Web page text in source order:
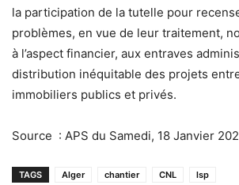
la participation de la tutelle pour
problèmes, en vue de leur traitement,
à l’aspect financier, aux entraves
distribution inéquitable des projets
immobiliers publics et privés.
Source : APS du Samedi, 18 Janvier
TAGS Alger chantier CNL lsp